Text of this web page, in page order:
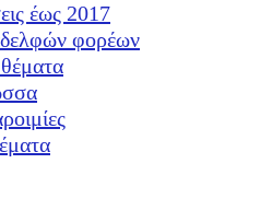
έως 2017
φορέων